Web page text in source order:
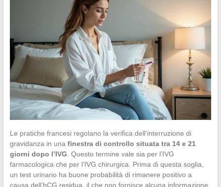
Le pratiche francesi regolano la verifica dell’interruzione di
gravidanza in una finestra di controllo situata tra 14 e 21
giorni dopo l’IVG . Questo termine vale sia per l’IVG
farmacologica che per l’IVG chirurgica. Prima di questa soglia,
un test urinario ha buone probabilità di rimanere positivo a
causa dell’hCG residua, il che non fornisce alcuna informazione